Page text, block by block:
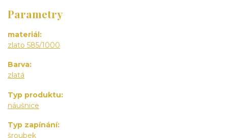
Parametry
materiál
zlato 585/1000
Barva
zlatá
Typ produktu
náušnice
Typ zapínání
šroubek